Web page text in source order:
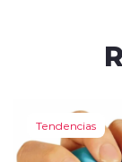
Tendencias